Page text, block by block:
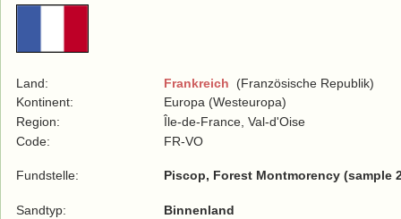
Land: Frankreich (Französische Republik)
Kontinent:
Europa (Westeuropa)
Region:
Île-de-France, Val-d'Oise
Code:
FR-VO
Fundstelle: Piscop, Forest Montmorency (sample
Sandtyp: Binnenland